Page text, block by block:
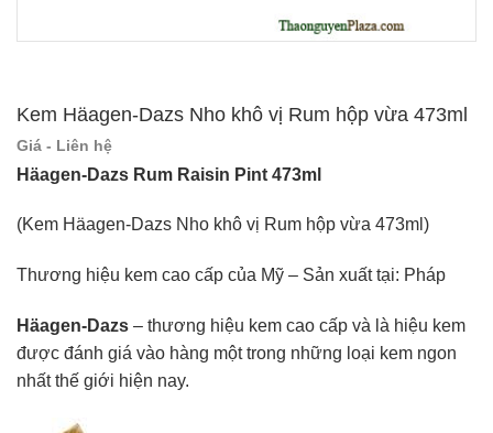
Kem Häagen-Dazs Nho khô vị Rum hộp vừa 473ml
Giá - Liên hệ
Häagen-Dazs Rum Raisin Pint 473ml
(Kem Häagen-Dazs Nho khô vị Rum hộp vừa 473ml)
Thương hiệu kem cao cấp của Mỹ – Sản xuất tại: Pháp
Häagen-Dazs – thương hiệu kem cao cấp và là hiệu kem
được đánh giá vào hàng một trong những loại kem ngon
nhất thế giới hiện nay.